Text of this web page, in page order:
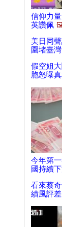
信仰力
英讚佩
美日同
圍堵臺
假空姐
胞怒曝
今年第
國持續
看來蔡
績風評